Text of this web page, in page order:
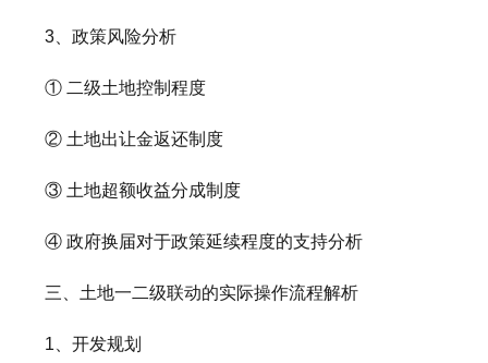
3、政策风险分析
① 二级土地控制程度
② 土地出让金返还制度
③ 土地超额收益分成制度
④ 政府换届对于政策延续程度的支持分析
三、土地一二级联动的实际操作流程解析
1、开发规划